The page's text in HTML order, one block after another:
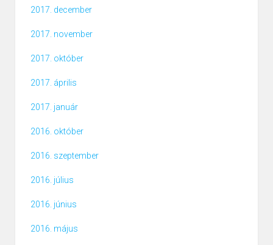
2017. december
2017. november
2017. október
2017. április
2017. január
2016. október
2016. szeptember
2016. július
2016. június
2016. május